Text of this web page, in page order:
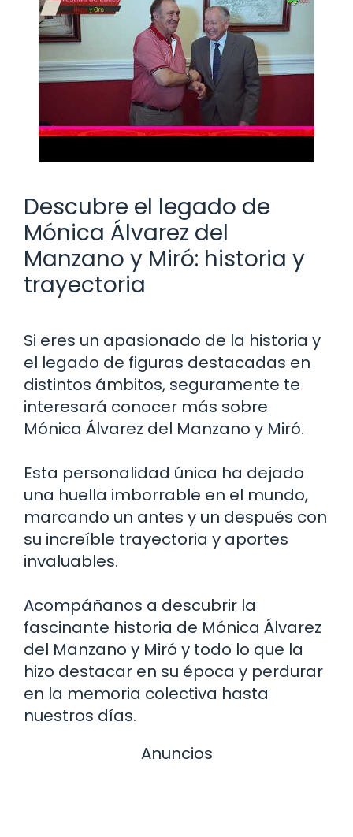
Descubre el legado de
Mónica Álvarez del
Manzano y Miró: historia y
trayectoria
Si eres un apasionado de la historia y
el legado de figuras destacadas en
distintos ámbitos, seguramente te
interesará conocer más sobre
Mónica Álvarez del Manzano y Miró.
Esta personalidad única ha dejado
una huella imborrable en el mundo,
marcando un antes y un después con
su increíble trayectoria y aportes
invaluables.
Acompáñanos a descubrir la
fascinante historia de Mónica Álvarez
del Manzano y Miró y todo lo que la
hizo destacar en su época y perdurar
en la memoria colectiva hasta
nuestros días.
Anuncios